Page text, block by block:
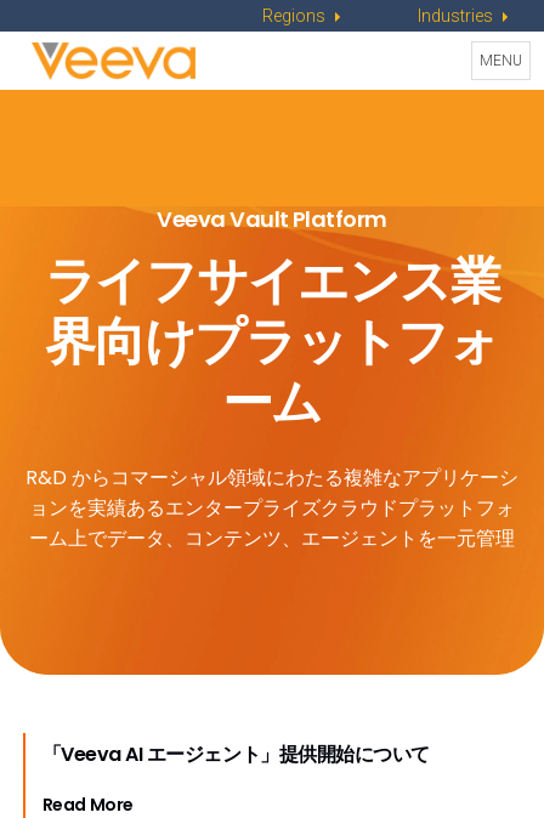
Regions Industries
Toggle
MENU
Veeva Vault Platform
ライフサイエンス業
界向けプラットフォ
ーム
R&D からコマーシャル領域にわたる複雑なアプリケーシ
ョンを実績あるエンタープライズクラウドプラットフォ
ーム上でデータ、コンテンツ、エージェントを一元管理
「Veeva AI エージェント」提供開始について
Read More